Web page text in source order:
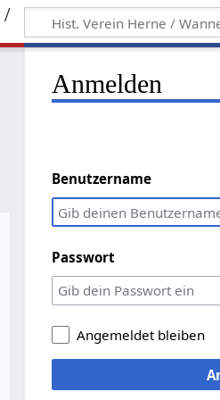
/
Anmelden
Benutzername
Passwort
Angemeldet bleiben